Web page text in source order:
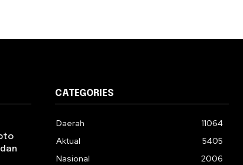
CATEGORIES
Daerah
11064
Aktual
5405
Nasional
2006